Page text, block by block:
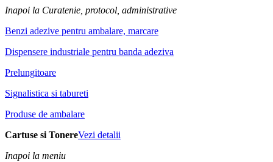
Inapoi la Curatenie, protocol, administrative
Benzi adezive pentru ambalare, marcare
Dispensere industriale pentru banda adeziva
Prelungitoare
Signalistica si tabureti
Produse de ambalare
Cartuse si TonereVezi detalii
Inapoi la meniu